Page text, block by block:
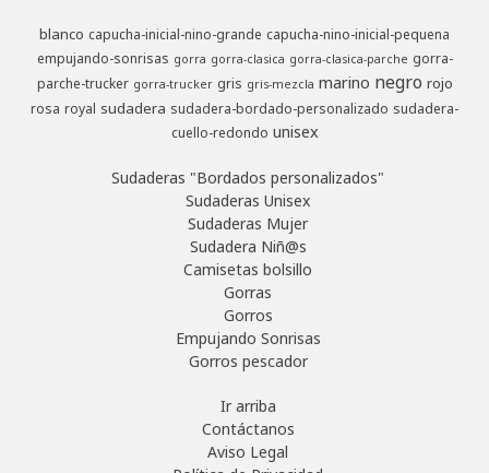
blanco capucha-inicial-nino-grande capucha-nino-inicial-pequena
empujando-sonrisas gorra gorra-clasica gorra-clasica-parche gorra-
parche-trucker gorra-trucker gris gris-mezcla marino negro rojo
rosa royal sudadera sudadera-bordado-personalizado sudadera-
cuello-redondo unisex
Sudaderas "Bordados personalizados"
Sudaderas Unisex
Sudaderas Mujer
Sudadera Niñ@s
Camisetas bolsillo
Gorras
Gorros
Empujando Sonrisas
Gorros pescador
Ir arriba
Contáctanos
Aviso Legal